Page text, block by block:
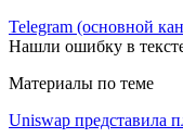
Telegram (основной
Нашли ошибку в
Материалы по теме
Uniswap представила